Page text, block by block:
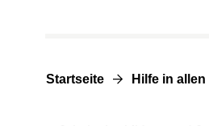
Startseite Hilfe in